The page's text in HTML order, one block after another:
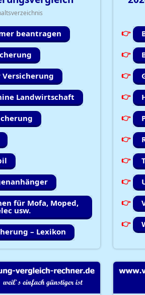
beantragen
Versicherung
Landwirtschaft
für Mofa, Moped,
usw.
– Lexikon